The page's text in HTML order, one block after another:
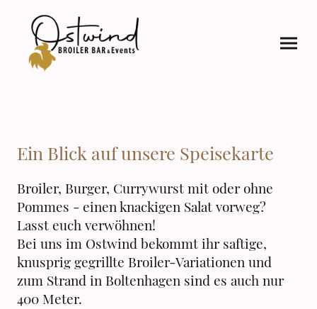
Ein Blick auf unsere Speisekarte
Broiler, Burger, Currywurst mit oder ohne
Pommes - einen knackigen Salat vorweg?
Lasst euch verwöhnen!
Bei uns im Ostwind bekommt ihr saftige,
knusprig gegrillte Broiler-Variationen und
zum Strand in Boltenhagen sind es auch nur
400 Meter.